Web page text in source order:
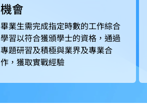
機會
畢業生需完成指定時數的工作綜合
學習以符合獲頒學士的資格，通過
專題研習及積極與業界及專業合
作，獲取實戰經驗